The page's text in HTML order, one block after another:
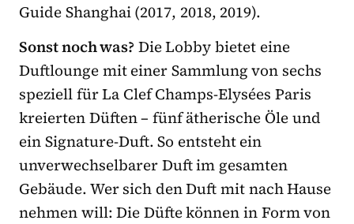
Guide Shanghai (2017, 2018, 2019).
Sonst noch was? Die Lobby bietet eine
Duftlounge mit einer Sammlung von sechs
speziell für La Clef Champs-Elysées Paris
kreierten Düften – fünf ätherische Öle und
ein Signature-Duft. So entsteht ein
unverwechselbarer Duft im gesamten
Gebäude. Wer sich den Duft mit nach Hause
nehmen will: Die Düfte können in Form von